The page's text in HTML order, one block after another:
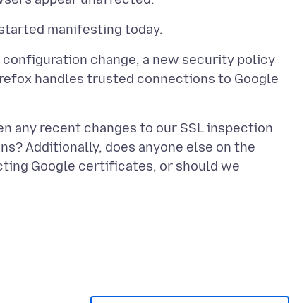
change, a new security policy
handles trusted connections to Google
any recent changes to our SSL inspection
Additionally, does anyone else on the
Google certificates, or should we